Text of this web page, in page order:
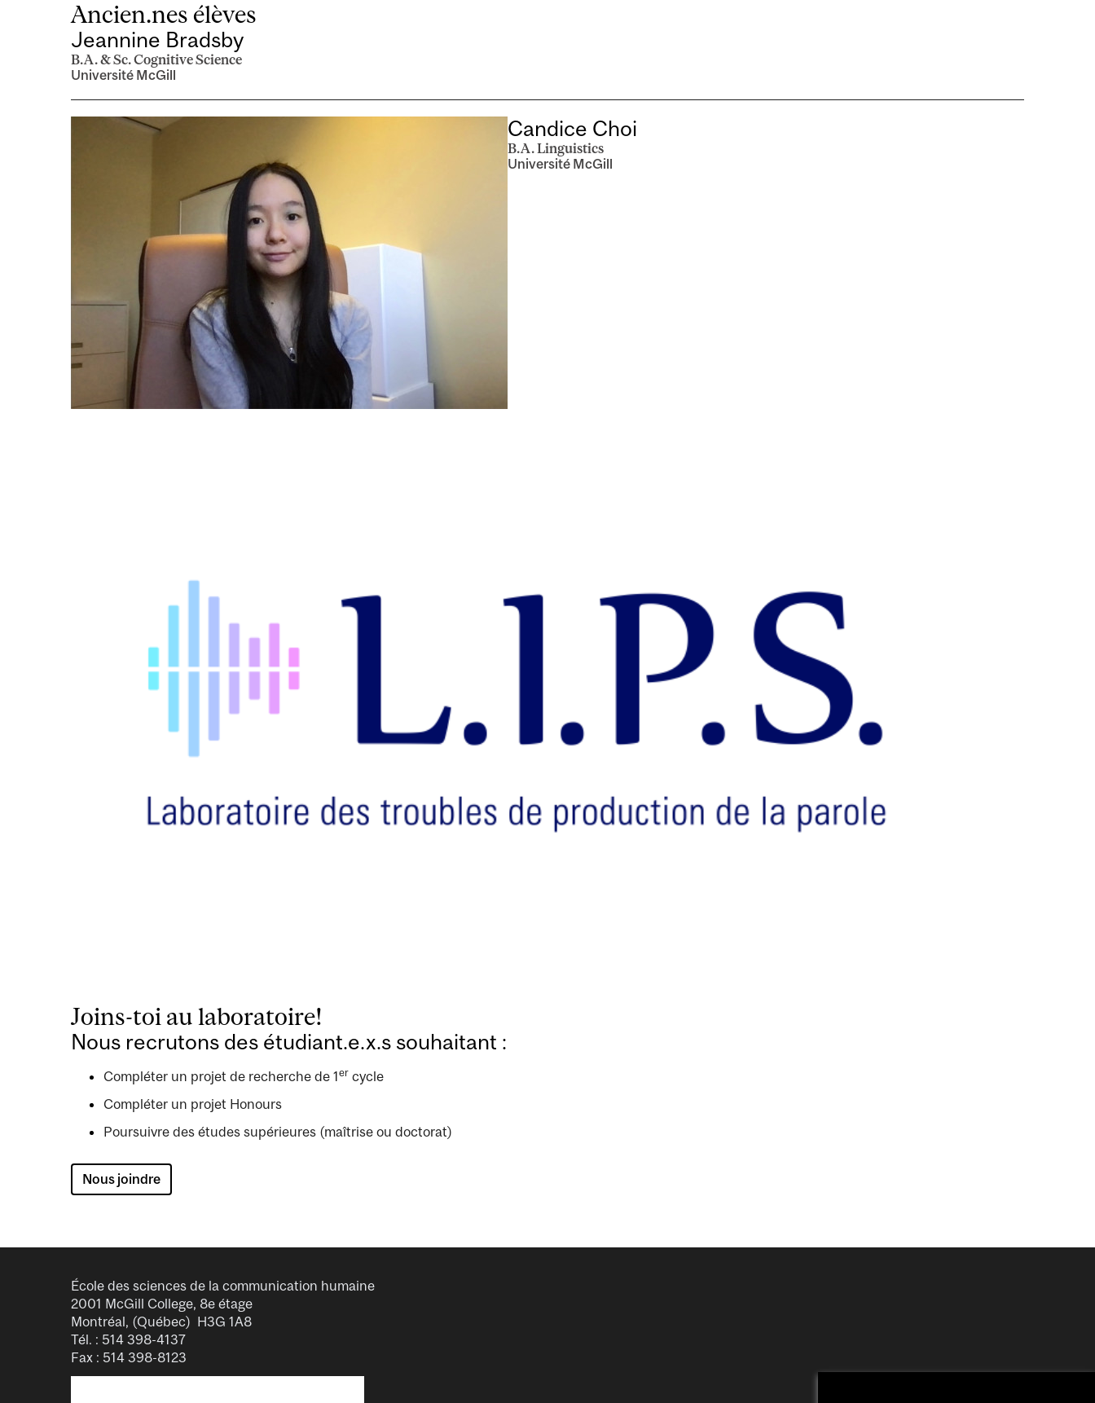
Ancien.nes élèves
Jeannine Bradsby
B.A. & Sc. Cognitive Science
Université McGill
Candice Choi
B.A. Linguistics
Université McGill
Joins-toi au laboratoire!
Nous recrutons des étudiant.e.x.s souhaitant :
Compléter un projet de recherche de 1er cycle
Compléter un projet Honours
Poursuivre des études supérieures (maîtrise ou doctorat)
Nous joindre
École des sciences de la communication humaine
2001 McGill College, 8e étage
Montréal, (Québec) H3G 1A8
Tél. : 514 398-4137
Fax : 514 398-8123